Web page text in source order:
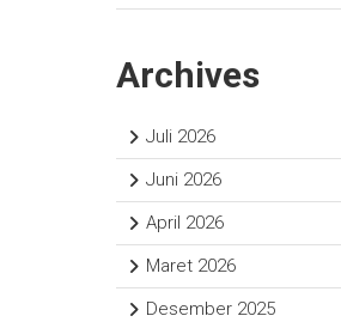
Archives
Juli 2026
Juni 2026
April 2026
Maret 2026
Desember 2025